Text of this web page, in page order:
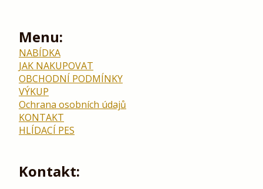
Menu:
NABÍDKA
JAK NAKUPOVAT
OBCHODNÍ PODMÍNKY
VÝKUP
Ochrana osobních údajů
KONTAKT
HLÍDACÍ PES
Kontakt: